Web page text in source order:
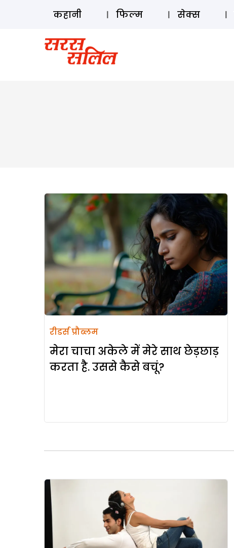
कहानी फिल्म सेक्स
रीडर्स प्रौब्लम
मेरा चाचा अकेले में मेरे साथ छेड़छाड़
करता है. उससे कैसे बचूं?